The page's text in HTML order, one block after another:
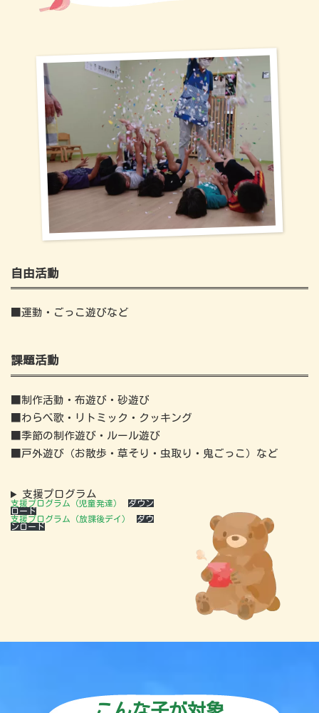
自由活動
■運動・ごっこ遊びなど
課題活動
■制作活動・布遊び・砂遊び
■わらべ歌・リトミック・クッキング
■季節の制作遊び・ルール遊び
■戸外遊び（お散歩・草そり・虫取り・鬼ごっこ）など
支援プログラム
支援プログラム（児童発達）
ダウン
ロード
支援プログラム（放課後デイ）
ダウ
ンロード